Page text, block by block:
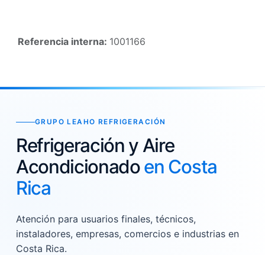
Referencia interna: 1001166
GRUPO LEAHO REFRIGERACIÓN
Refrigeración y Aire
Acondicionadoen Costa
Rica
Atención para usuarios finales, técnicos,
instaladores, empresas, comercios e industrias en
Costa Rica.